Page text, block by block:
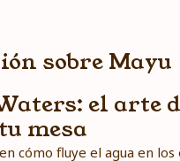
sobre Mayu
el arte
mesa
cómo fluye el agua en